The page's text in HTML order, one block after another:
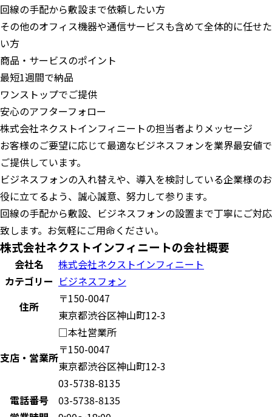
回線の手配から敷設まで依頼したい方
その他のオフィス機器や通信サービスも含めて全体的に任せた
い方
商品・サービスのポイント
最短1週間で納品
ワンストップでご提供
安心のアフターフォロー
株式会社ネクストインフィニートの担当者よりメッセージ
お客様のご要望に応じて最適なビジネスフォンを業界最安値で
ご提供しています。
ビジネスフォンの入れ替えや、導入を検討している企業様のお
役に立てるよう、誠心誠意、努力して参ります。
回線の手配から敷設、ビジネスフォンの設置まで丁寧にご対応
致します。お気軽にご用命ください。
株式会社ネクストインフィニートの会社概要
会社名
株式会社ネクストインフィニート
カテゴリー ビジネスフォン
住所
〒150-0047
東京都渋谷区神山町12-3
支店・営業所
□本社営業所
〒150-0047
東京都渋谷区神山町12-3
03-5738-8135
電話番号
03-5738-8135